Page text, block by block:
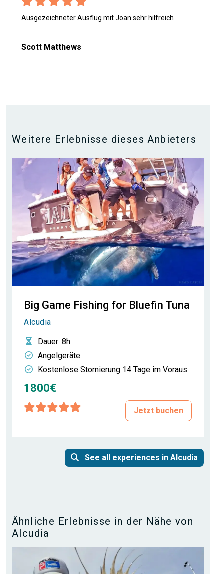
Ausgezeichneter Ausflug mit Joan sehr hilfreich
Scott Matthews
Weitere Erlebnisse dieses Anbieters
Big Game Fishing for Bluefin Tuna
Alcudia
Dauer: 8h
Angelgeräte
Kostenlose Stornierung 14 Tage im Voraus
1800€
Jetzt buchen
See all experiences in Alcudia
Ähnliche Erlebnisse in der Nähe von
Alcudia